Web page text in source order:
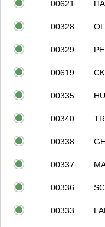
00621
00328
00329
00619
00335
00340
00338
00337
00336
00333